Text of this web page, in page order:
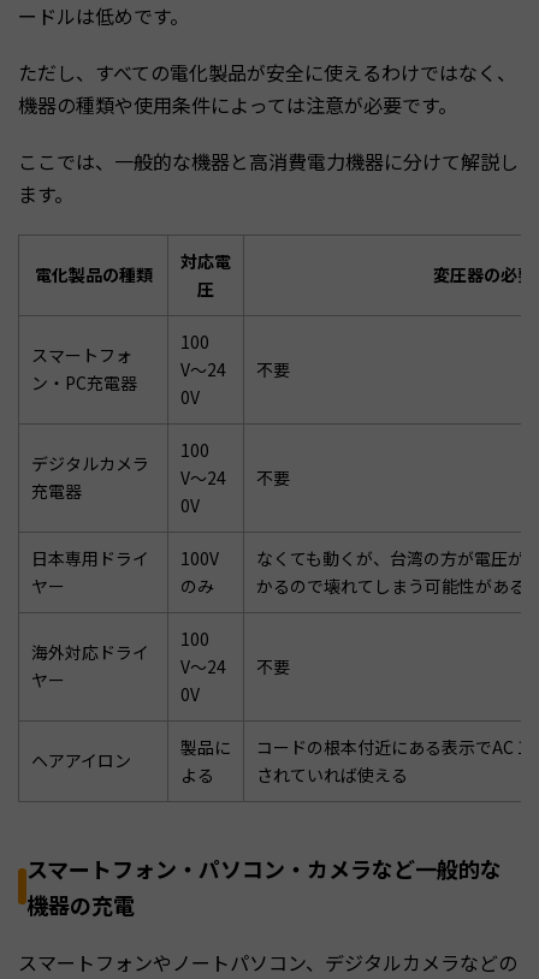
ードルは低めです。
ただし、すべての電化製品が安全に使えるわけではなく、
機器の種類や使用条件によっては注意が必要です。
ここでは、一般的な機器と高消費電力機器に分けて解説し
ます。
電化製品の種類
対応電
圧
変圧器の必要
スマートフォ
ン・PC充電器
100
V〜24
0V
不要
デジタルカメラ
充電器
100
V〜24
0V
不要
日本専用ドライ
ヤー
100V
のみ
なくても動くが、台湾の方が電圧が
かるので壊れてしまう可能性がある
海外対応ドライ
ヤー
100
V〜24
0V
不要
ヘアアイロン
製品に
よる
コードの根本付近にある表示でAC
されていれば使える
スマートフォン・パソコン・カメラなど一般的な
機器の充電
スマートフォンやノートパソコン、デジタルカメラなどの